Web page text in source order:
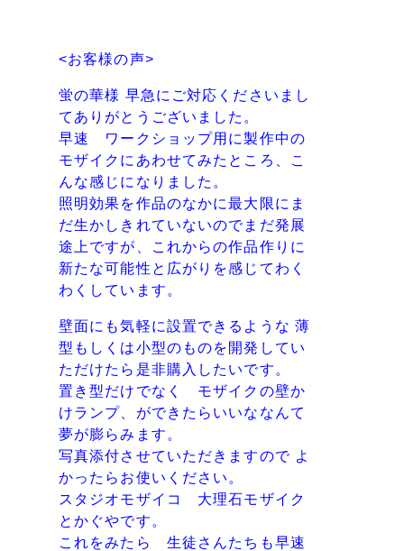
<お客様の声>
蛍の華様 早急にご対応くださいまし
てありがとうございました。
早速 ワークショップ用に製作中の
モザイクにあわせてみたところ、こ
んな感じになりました。
照明効果を作品のなかに最大限にま
だ生かしきれていないのでまだ発展
途上ですが、これからの作品作りに
新たな可能性と広がりを感じてわく
わくしています。
壁面にも気軽に設置できるような 薄
型もしくは小型のものを開発してい
ただけたら是非購入したいです。
置き型だけでなく モザイクの壁か
けランプ、ができたらいいななんて
夢が膨らみます。
写真添付させていただきますので よ
かったらお使いください。
スタジオモザイコ 大理石モザイク
とかぐやです。
これをみたら 生徒さんたちも早速